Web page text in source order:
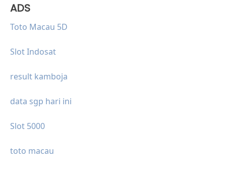
ADS
Toto Macau 5D
Slot Indosat
result kamboja
data sgp hari ini
Slot 5000
toto macau